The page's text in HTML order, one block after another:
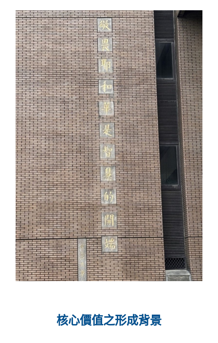
核心價值之形成背景